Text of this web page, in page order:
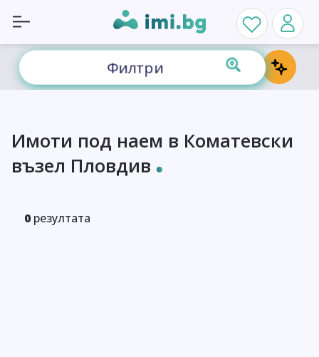
Филтри
Имоти под наем в Коматевски
възел Пловдив
0 резултата